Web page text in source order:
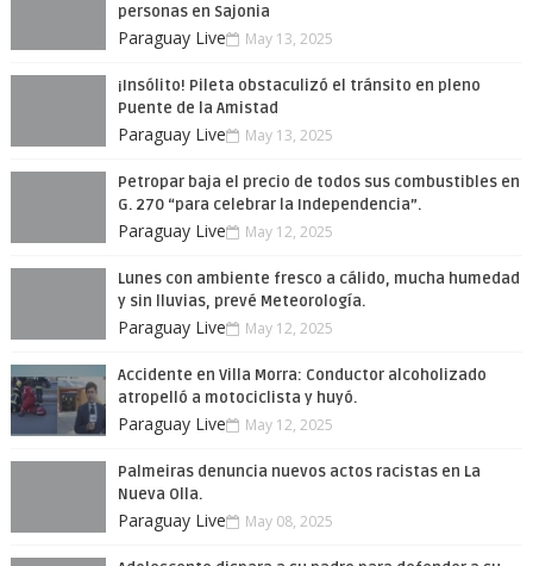
personas en Sajonia
Paraguay Live May 13, 2025
¡Insólito! Pileta obstaculizó el tránsito en pleno
Puente de la Amistad
Paraguay Live May 13, 2025
Petropar baja el precio de todos sus combustibles en
G. 270 “para celebrar la Independencia”.
Paraguay Live May 12, 2025
Lunes con ambiente fresco a cálido, mucha humedad
y sin lluvias, prevé Meteorología.
Paraguay Live May 12, 2025
Accidente en Villa Morra: Conductor alcoholizado
atropelló a motociclista y huyó.
Paraguay Live May 12, 2025
Palmeiras denuncia nuevos actos racistas en La
Nueva Olla.
Paraguay Live May 08, 2025